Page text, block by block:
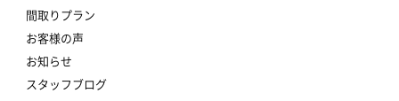
間取りプラン
お客様の声
お知らせ
スタッフブログ